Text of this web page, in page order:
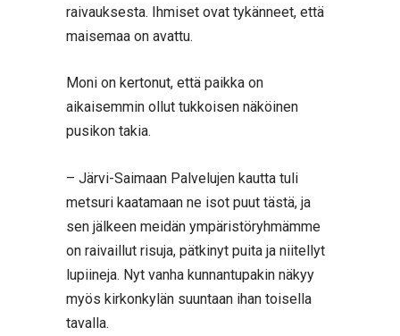
raivauksesta. Ihmiset ovat tykänneet, että
maisemaa on avattu.
Moni on kertonut, että paikka on
aikaisemmin ollut tukkoisen näköinen
pusikon takia.
– Järvi-Saimaan Palvelujen kautta tuli
metsuri kaatamaan ne isot puut tästä, ja
sen jälkeen meidän ympäristöryhmämme
on raivaillut risuja, pätkinyt puita ja niitellyt
lupiineja. Nyt vanha kunnantupakin näkyy
myös kirkonkylän suuntaan ihan toisella
tavalla.